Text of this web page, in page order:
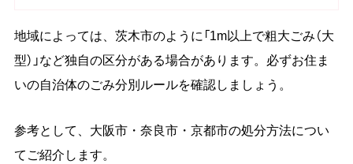
地域によっては、茨木市のように「1m以上で粗大ごみ（大
型）」など独自の区分がある場合があります。必ずお住ま
いの自治体のごみ分別ルールを確認しましょう。
参考として、大阪市・奈良市・京都市の処分方法につい
てご紹介します。